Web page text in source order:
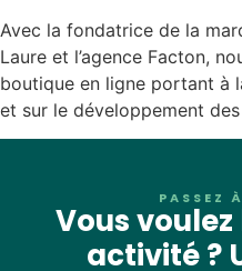
Avec la fondatrice de la
Laure et l’agence Facton,
boutique en ligne portant à
et sur le développement
PASSEZ
Vous
activité ?